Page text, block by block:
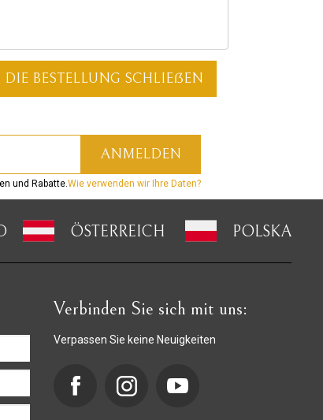
DIE BESTELLUNG SCHLIEẞEN
und Rabatte.Wie verwenden wir Ihre Daten?
ÖSTERREICH POLSKA
Verbinden Sie sich mit uns:
Verpassen Sie keine Neuigkeiten